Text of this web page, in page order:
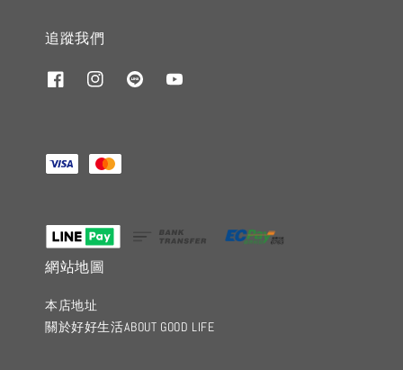
追蹤我們
網站地圖
本店地址
關於好好生活ABOUT GOOD LIFE